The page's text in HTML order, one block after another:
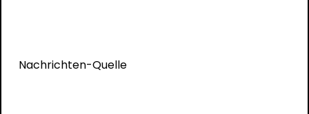
Nachrichten-Quelle